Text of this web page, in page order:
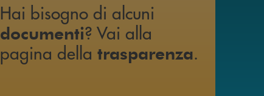
Hai bisogno di alcuni
documenti? Vai alla
pagina della trasparenza.